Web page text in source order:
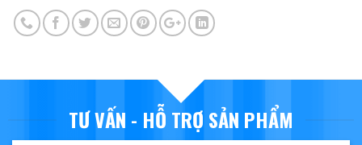
TƯ VẤN - HỖ TRỢ SẢN PHẨM